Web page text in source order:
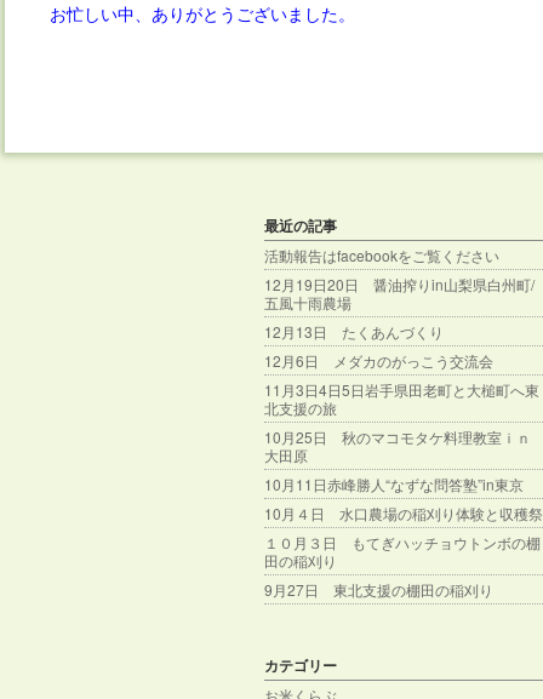
お忙しい中、ありがとうございました。
最近の記事
活動報告はfacebookをご覧ください
12月19日20日 醤油搾りin山梨県白州町/
五風十雨農場
12月13日 たくあんづくり
12月6日 メダカのがっこう交流会
11月3日4日5日岩手県田老町と大槌町へ東
北支援の旅
10月25日 秋のマコモタケ料理教室ｉｎ
大田原
10月11日赤峰勝人“なずな問答塾”in東京
10月４日 水口農場の稲刈り体験と収穫祭
１０月３日 もてぎハッチョウトンボの棚
田の稲刈り
9月27日 東北支援の棚田の稲刈り
カテゴリー
お米くらぶ